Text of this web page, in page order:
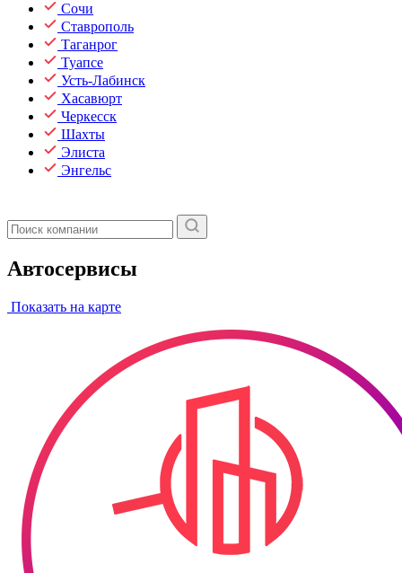
Сочи
Ставрополь
Таганрог
Туапсе
Усть-Лабинск
Хасавюрт
Черкесск
Шахты
Элиста
Энгельс
Автосервисы
Показать на карте